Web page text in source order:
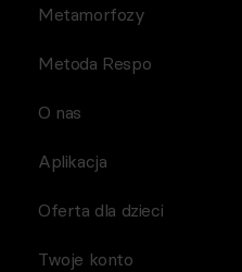
Metamorfozy
Metoda Respo
O nas
Aplikacja
Oferta dla dzieci
Twoje konto